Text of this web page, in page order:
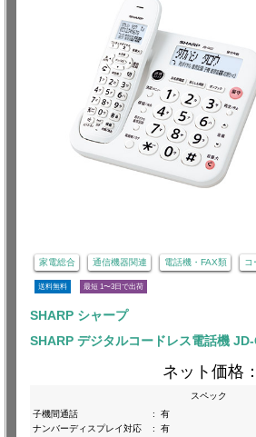
家電総合 通信機器関連 電話機・FAX類 コ
送料無料 最短 1〜3日で出荷
SHARP シャープ
SHARP デジタルコードレス電話機
ネット価格：
スペック
子機間通話
:
有
ナンバーディスプレイ対応
:
有